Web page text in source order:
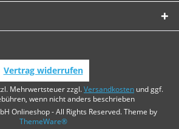
Vertrag widerrufen
Mehrwertsteuer zzgl.Versandkosten und ggf.
wenn nicht anders beschrieben
Onlineshop - All Rights Reserved. Theme by
ThemeWare®